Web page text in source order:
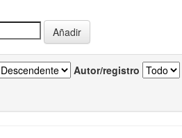
Autor/registro